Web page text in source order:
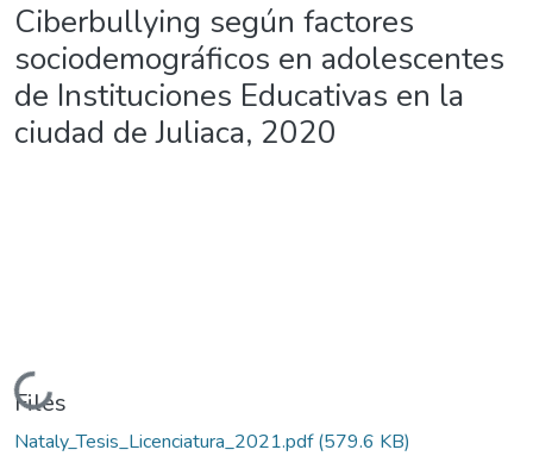
Ciberbullying según factores
sociodemográficos en adolescentes
de Instituciones Educativas en la
ciudad de Juliaca, 2020
Loading...
Files
Nataly_Tesis_Licenciatura_2021.pdf(579.6 KB)